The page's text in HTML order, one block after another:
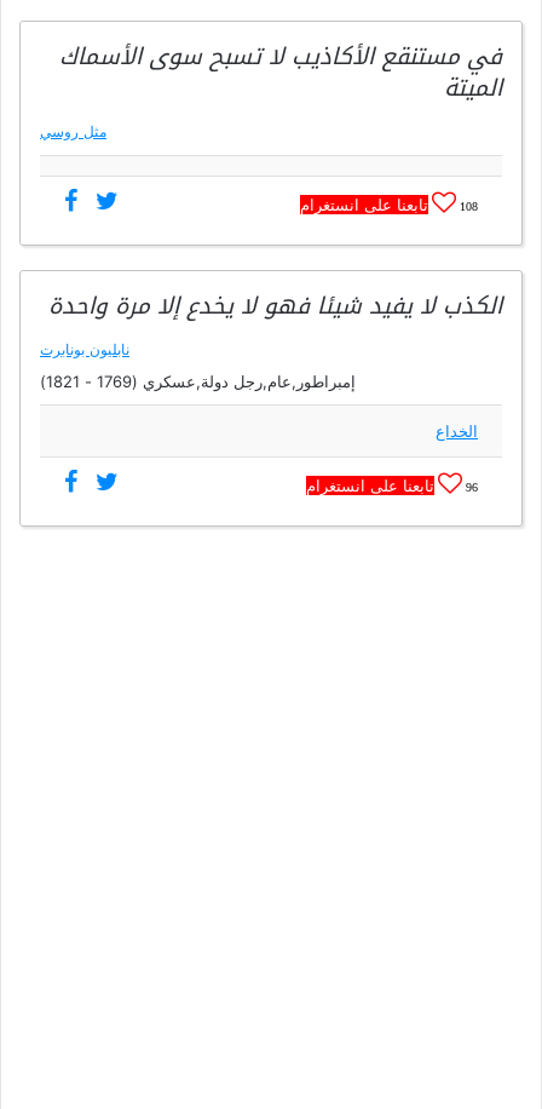
في مستنقع الأكاذيب لا تسبح سوى الأسماك
الميتة
مثل روسي
108 تابعنا على انستغرام
الكذب لا يفيد شيئا فهو لا يخدع إلا مرة واحدة
نابليون بونابرت
إمبراطور,عام,رجل دولة,عسكري (1769 - 1821)
الخداع
96 تابعنا على انستغرام